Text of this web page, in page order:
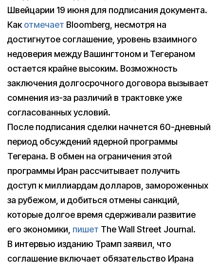
Швейцарии 19 июня для подписания документа.
Какотмечает Bloomberg, несмотря на
достигнутое соглашение, уровень взаимного
недоверия между Вашингтоном и Тегераном
остается крайне высоким. Возможность
заключения долгосрочного договора вызывает
сомнения из-за различий в трактовке уже
согласованных условий.
После подписания сделки начнется 60-дневный
период обсуждений ядерной программы
Тегерана. В обмен на ограничения этой
программы Иран рассчитывает получить
доступ к миллиардам долларов, замороженных
за рубежом, и добиться отмены санкций,
которые долгое время сдерживали развитие
его экономики, пишет The Wall Street Journal.
В интервью изданию Трамп заявил, что
соглашение включает обязательство Ирана